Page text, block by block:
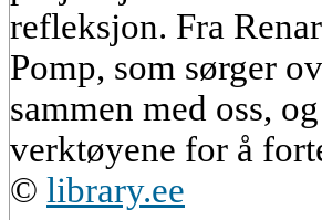
refleksjon. Fra
Pomp, som sørger
sammen med oss,
verktøyene for å
© library.ee